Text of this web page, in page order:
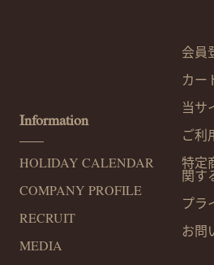
会員
カー
当サ
ご利
特定
関す
プラ
お問
Information
HOLIDAY CALENDAR
COMPANY PROFILE
RECRUIT
MEDIA